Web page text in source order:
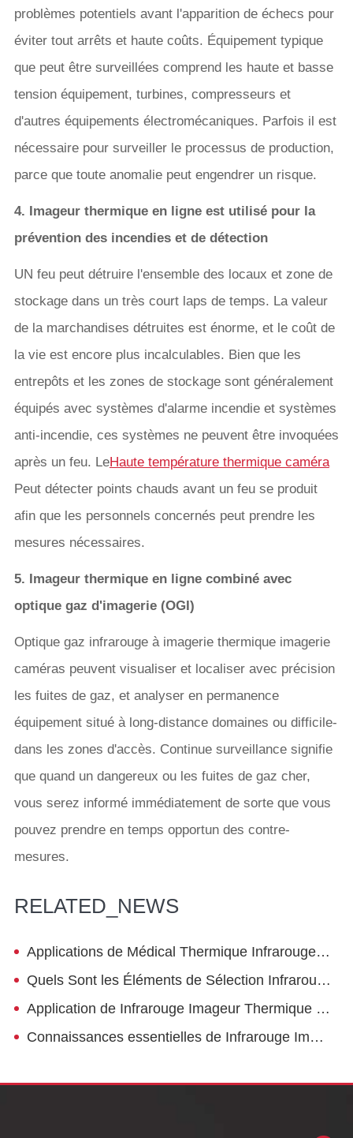
problèmes potentiels avant l'apparition de échecs pour
éviter tout arrêts et haute coûts. Équipement typique
que peut être surveillées comprend les haute et basse
tension équipement, turbines, compresseurs et
d'autres équipements électromécaniques. Parfois il est
nécessaire pour surveiller le processus de production,
parce que toute anomalie peut engendrer un risque.
4. Imageur thermique en ligne est utilisé pour la
prévention des incendies et de détection
UN feu peut détruire l'ensemble des locaux et zone de
stockage dans un très court laps de temps. La valeur
de la marchandises détruites est énorme, et le coût de
la vie est encore plus incalculables. Bien que les
entrepôts et les zones de stockage sont généralement
équipés avec systèmes d'alarme incendie et systèmes
anti-incendie, ces systèmes ne peuvent être invoquées
après un feu. LeHaute température thermique caméra
Peut détecter points chauds avant un feu se produit
afin que les personnels concernés peut prendre les
mesures nécessaires.
5. Imageur thermique en ligne combiné avec
optique gaz d'imagerie (OGI)
Optique gaz infrarouge à imagerie thermique imagerie
caméras peuvent visualiser et localiser avec précision
les fuites de gaz, et analyser en permanence
équipement situé à long-distance domaines ou difficile-
dans les zones d'accès. Continue surveillance signifie
que quand un dangereux ou les fuites de gaz cher,
vous serez informé immédiatement de sorte que vous
pouvez prendre en temps opportun des contre-
mesures.
RELATED_NEWS
Applications de Médical Thermique Infrarouge Imageur
Quels Sont les Éléments de Sélection Infrarouge Thermographie
Application de Infrarouge Imageur Thermique sur L'autoroute
Connaissances essentielles de Infrarouge Imageur Thermique